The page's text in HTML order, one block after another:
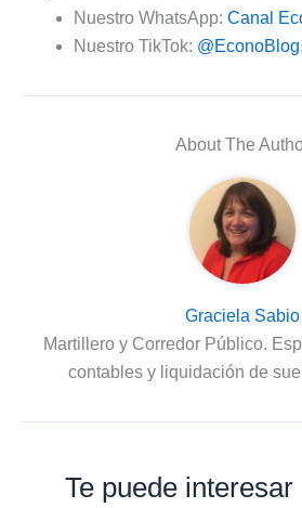
Nuestro WhatsApp: Canal
Nuestro TikTok: @EconoBlog.
About The
Graciela Sabio
Martillero y Corredor Público.
contables y liquidación de
Te puede interesar